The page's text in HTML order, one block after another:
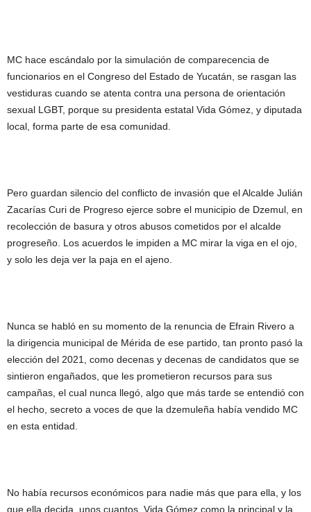
MC hace escándalo por la simulación de comparecencia de
funcionarios en el Congreso del Estado de Yucatán, se rasgan las
vestiduras cuando se atenta contra una persona de orientación
sexual LGBT, porque su presidenta estatal Vida Gómez, y diputada
local, forma parte de esa comunidad.
Pero guardan silencio del conflicto de invasión que el Alcalde Julián
Zacarías Curi de Progreso ejerce sobre el municipio de Dzemul, en
recolección de basura y otros abusos cometidos por el alcalde
progreseño. Los acuerdos le impiden a MC mirar la viga en el ojo,
y solo les deja ver la paja en el ajeno.
Nunca se habló en su momento de la renuncia de Efrain Rivero a
la dirigencia municipal de Mérida de ese partido, tan pronto pasó la
elección del 2021, como decenas y decenas de candidatos que se
sintieron engañados, que les prometieron recursos para sus
campañas, el cual nunca llegó, algo que más tarde se entendió con
el hecho, secreto a voces de que la dzemuleña había vendido MC
en esta entidad.
No había recursos económicos para nadie más que para ella, y los
que ella decida, unos cuantos, Vida Gómez como la principal y la